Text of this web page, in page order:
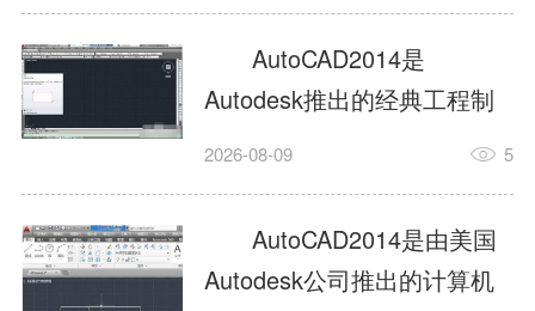
令行智能纠错与图层批量管
理，支持Win8触屏操作、点
云扫描数据导入，兼容各类
DWG图纸格式，文件互通...
绘图工具。软件专注精准二
维绘图、图纸编辑、参数化
设计及基础三维建模，广泛
应用于建筑设计、机械制
造、土木工程、室内设计等
多个行业。软件优化绘图流
畅度与文件兼容性，支持参
AutoCAD2014是
Autodesk推出的经典工程制
图设计软件，主打高效精准
建模作业，适配建筑、机
械、市政、室内设计等多行
业场景。软件优化运行机制
2026-08-09 5
AutoCAD2014是由美国
Autodesk公司推出的计算机